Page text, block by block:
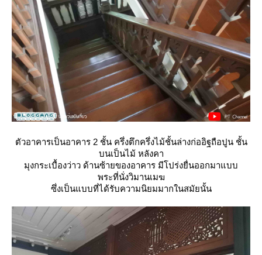
ตัวอาคารเป็นอาคาร 2 ชั้น ครึ่งตึกครึ่งไม้ชั้นล่างก่ออิฐถือปูน ชั้น
บนเป็นไม้ หลังคา
มุงกระเบื้องว่าว ด้านซ้ายของอาคาร มีโปร่งยื่นออกมาแบบ
พระที่นั่งวิมานเมฆ
ซึ่งเป็นแบบที่ได้รับความนิยมมากในสมัยนั้น